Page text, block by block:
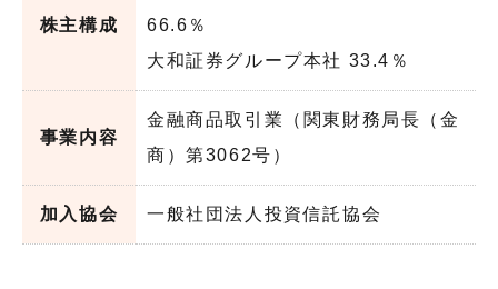
株主構成
66.6％
大和証券グループ本社 33.4％
事業内容
金融商品取引業（関東財務局長（金
商）第3062号）
加入協会 一般社団法人投資信託協会